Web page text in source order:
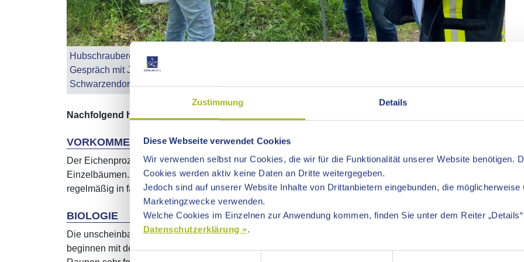
Zustimmung Details
Diese Webseite verwendet Cookies
Wir verwenden selbst nur Cookies, die wir für die Funktionalität unserer Website benötigen.
Cookies werden aktiv keine Daten an Dritte weitergegeben.
Jedoch sind auf unserer Website Inhalte von Drittanbietern eingebunden, die möglicherweise
Marketingzwecke verwenden.
Welche Cookies im Einzelnen zur Anwendung kommen, finden Sie unter dem Reiter
Datenschutzerklärung ».
Hubschraubereinsatz 2026 gegen die Raupen des Eichenprozessionsspinners - Wolf Noack im
Gespräch mit Jens-Olaf Weiher (beide Landratsamt, Wald und Forstwirtschaft) mit Bürgermeister Bernd
Schwarzendorf (Stadt Aalen).
Nachfolgend haben wir die wichtigsten Informationen zum Thema zusammengefasst:
VORKOMMEN
Der Eichenprozessionsspinner kommt (fast) ausschließlich an Eichen vor, bevorzugt an besonnten
Einzelbäumen. Die Population des wärmeliebenden Falters hat in den letzten Jahren deutlich zugenommen.
regelmäßig in fast allen Eichenwäldern im Ostalbkreis zu finden. Die letzten Verbreitungshöhepunkte waren
BIOLOGIE
Die unscheinbaren Falter legen im Spätsommer ihre Eier im oberen Kronenbereich ab. Je nach Witterung
beginnen mit dem Laubaustrieb der Eichen zu fressen und durchlaufen dann sechs Larvenstadien. Ab dem 3.